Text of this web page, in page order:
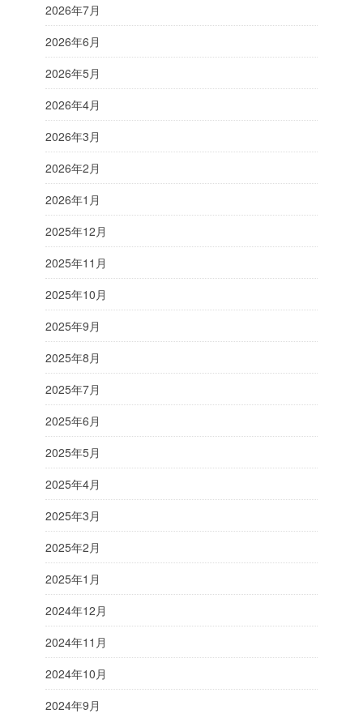
2026年7月
2026年6月
2026年5月
2026年4月
2026年3月
2026年2月
2026年1月
2025年12月
2025年11月
2025年10月
2025年9月
2025年8月
2025年7月
2025年6月
2025年5月
2025年4月
2025年3月
2025年2月
2025年1月
2024年12月
2024年11月
2024年10月
2024年9月